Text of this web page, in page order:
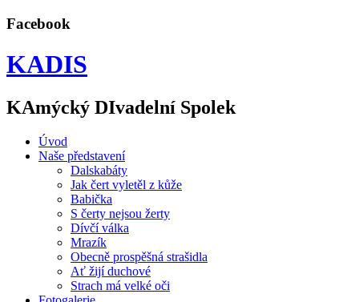
Facebook
KADIS
KAmýcký DIvadelní Spolek
Úvod
Naše představení
Dalskabáty
Jak čert vyletěl z kůže
Babička
S čerty nejsou žerty
Dívčí válka
Mrazík
Obecně prospěšná strašidla
Ať žijí duchové
Strach má velké oči